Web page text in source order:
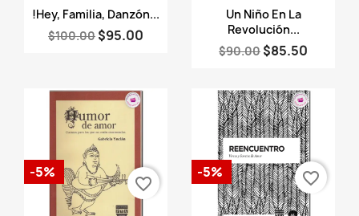
Vista rápida
!Hey, Familia, Danzón...
$100.00 $95.00
Vista rápida
Un Niño En La
Revolución...
$90.00 $85.50
-5%
favorite_border
-5% favorite_border